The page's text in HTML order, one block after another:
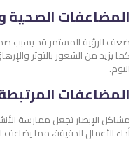
المضاعفات الصحية
ضعف الرؤية المستمر قد يسبب
كما يزيد من الشعور بالتوتر
النوم.
المضاعفات
مشاكل الإبصار تجعل ممارسة
أداء الأعمال الدقيقة، مما